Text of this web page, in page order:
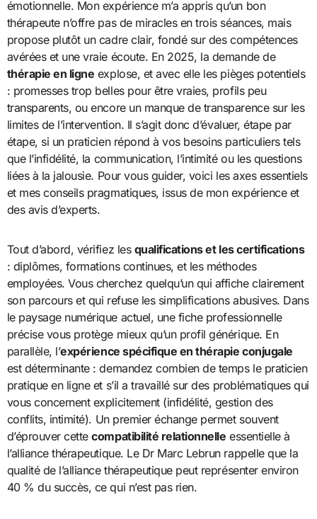
émotionnelle. Mon expérience m’a appris qu’un bon
thérapeute n’offre pas de miracles en trois séances, mais
propose plutôt un cadre clair, fondé sur des compétences
avérées et une vraie écoute. En 2025, la demande de
thérapie en ligne explose, et avec elle les pièges potentiels
: promesses trop belles pour être vraies, profils peu
transparents, ou encore un manque de transparence sur les
limites de l’intervention. Il s’agit donc d’évaluer, étape par
étape, si un praticien répond à vos besoins particuliers tels
que l’infidélité, la communication, l’intimité ou les questions
liées à la jalousie. Pour vous guider, voici les axes essentiels
et mes conseils pragmatiques, issus de mon expérience et
des avis d’experts.
Tout d’abord, vérifiez les qualifications et les certifications
: diplômes, formations continues, et les méthodes
employées. Vous cherchez quelqu’un qui affiche clairement
son parcours et qui refuse les simplifications abusives. Dans
le paysage numérique actuel, une fiche professionnelle
précise vous protège mieux qu’un profil générique. En
parallèle, l’expérience spécifique en thérapie conjugale
est déterminante : demandez combien de temps le praticien
pratique en ligne et s’il a travaillé sur des problématiques qui
vous concernent explicitement (infidélité, gestion des
conflits, intimité). Un premier échange permet souvent
d’éprouver cettecompatibilité relationnelle essentielle à
l’alliance thérapeutique. Le Dr Marc Lebrun rappelle que la
qualité de l’alliance thérapeutique peut représenter environ
40 % du succès, ce qui n’est pas rien.